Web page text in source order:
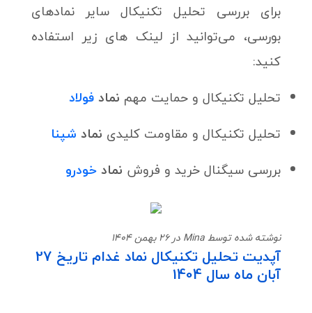
برای بررسی تحلیل تکنیکال سایر نمادهای
بورسی، می‌توانید از لینک های زیر استفاده
کنید:
تحلیل تکنیکال و حمایت‌ مهم نماد فولاد
تحلیل تکنیکال و مقاومت کلیدی نماد شپنا
بررسی سیگنال خرید و فروش نماد خودرو
نوشته شده توسط Mina در 26 بهمن 1404
آپدیت تحلیل تکنیکال نماد غدام تاریخ 27
آبان ماه سال 1404